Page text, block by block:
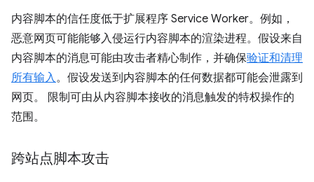
内容脚本的信任度低于扩展程序 Service Worker。 例如，
恶意网页可能能够入侵运行内容脚本的渲染进程。假设来自
内容脚本的消息可能由攻击者精心制作，并确保验证和清理
所有输入。假设发送到内容脚本的任何数据都可能会泄露到
网页。 限制可由从内容脚本接收的消息触发的特权操作的
范围。
跨站点脚本攻击